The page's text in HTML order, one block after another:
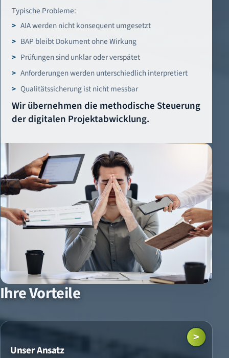
Typische Probleme:
AIA werden nicht konsequent umgesetzt
BAP bleibt Dokument ohne Wirkung
Prüfungen sind unklar oder verspätet
Anforderungen werden unterschiedlich interpretiert
Qualitätssicherung ist nicht messbar
Wir übernehmen die methodische Steuerung
der digitalen Projektabwicklung.
Ihre Vorteile
Unser Ansatz
>